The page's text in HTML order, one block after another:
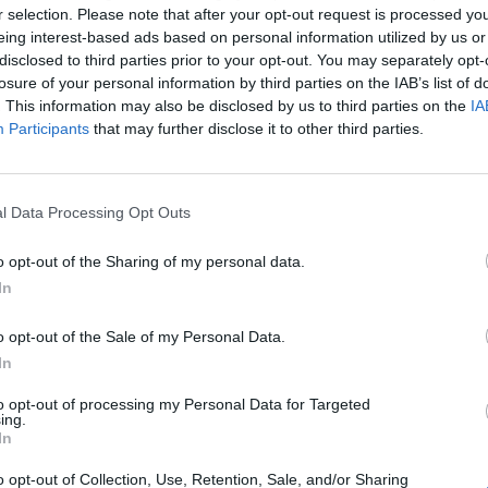
selection. Please note that after your opt-out request is processed
interest-based ads based on personal information utilized by us
to third parties prior to your opt-out. You may separately
of your personal information by third parties on the IAB’s list of
This information may also be disclosed by us to third parties on the
Participants that may further disclose it to other third parties.
Data Processing Opt Outs
opt-out of the Sharing of my personal data.
opt-out of the Sale of my Personal Data.
opt-out of processing my Personal Data for Targeted
opt-out of Collection, Use, Retention, Sale, and/or Sharing
visszaesett, miközben a működési hatékonyság
Az EBITDA kétszámjegyű ütemben nőtt, a bruttó
veszteségbe fordult, elsősorban a kedvezőtlen
kereskedések és üzletfejlesztések induló
valamint a közös vezetésű vállalkozások gyengébb
el az AutoWallis, de nem mindenhol volt visszaesés Az
képest. A fő szám mögött ugyanakkor eltérő mozgások
5,8 százalékkal, 7676 darabra csökkent az
portfolio.hu hírarchívumához tartozik, melynek olvasása